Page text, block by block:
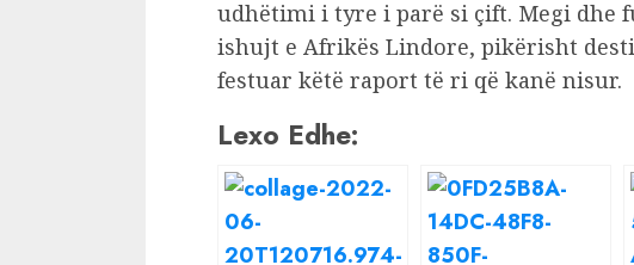
udhëtimi i tyre i parë si çift. Megi dhe
ishujt e Afrikës Lindore, pikërisht
festuar këtë raport të ri që kanë nisur.
Lexo Edhe: